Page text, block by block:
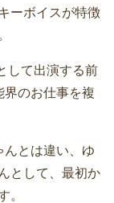
ーボイスが特徴
して出演する前
界のお仕事を複
んとは違い、ゆ
として、最初か
。